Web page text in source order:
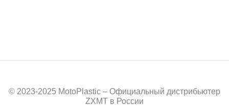
© 2023-2025 MotoPlastic – Официальный дистрибьютер
ZXMT в России